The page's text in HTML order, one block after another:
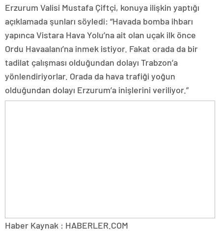
Erzurum Valisi Mustafa Çiftçi, konuya ilişkin yaptığı
açıklamada şunları söyledi: “Havada bomba ihbarı
yapınca Vistara Hava Yolu’na ait olan uçak ilk önce
Ordu Havaalanı’na inmek istiyor. Fakat orada da bir
tadilat çalışması olduğundan dolayı Trabzon’a
yönlendiriyorlar. Orada da hava trafiği yoğun
olduğundan dolayı Erzurum’a inişlerini veriliyor.”
Haber Kaynak : HABERLER.COM